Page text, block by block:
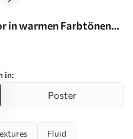
in warmen Farbtönen
in:
Poster
Fluid